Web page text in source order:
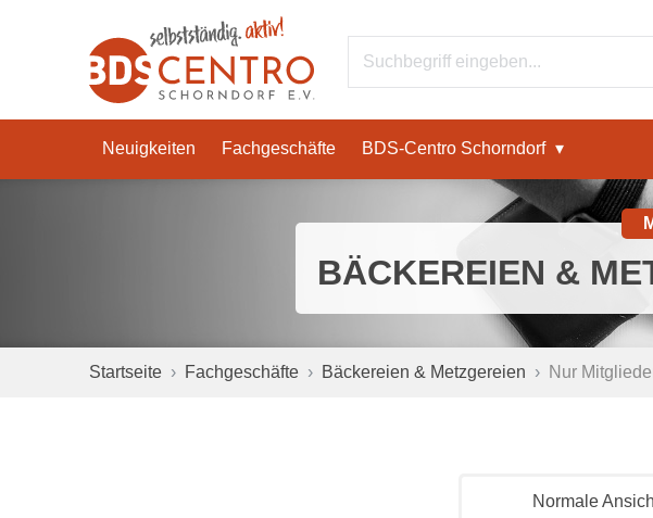
Neuigkeiten Fachgeschäfte BDS-Centro Schorndorf
BÄCKEREIEN &
Startseite Fachgeschäfte Bäckereien & Metzgereien Nur
Normale